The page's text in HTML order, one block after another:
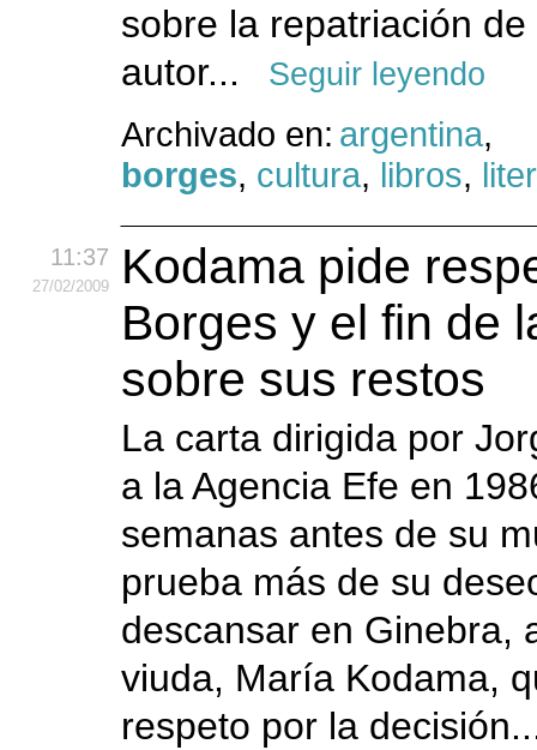
sobre la repatriación
autor...
Seguir leyendo
Archivado en: argentina,
borges, cultura, libros,
11:37
27/02/2009
Kodama pide
Borges y el fin de
sobre sus restos
La carta dirigida por
a la Agencia Efe en
semanas antes de su
prueba más de su
descansar en Ginebra,
viuda, María Kodama,
respeto por la